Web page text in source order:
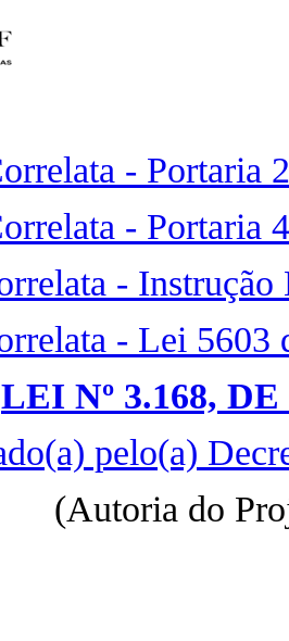
- Portaria
- Portaria
-
- Lei 5603
LEI Nº 3.168,
pelo(a)
(Autoria do